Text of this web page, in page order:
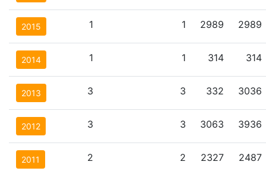
2015 1 1 2989 2989
2014 1 1 314 314
2013 3 3 332 3036
2012 3 3 3063 3936
2011 2 2 2327 2487